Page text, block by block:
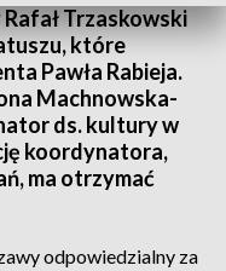
Trzaskowski
które
Pawła Rabieja.
Machnowska-
ds. kultury w
koordynatora,
ma otrzymać
odpowiedzialny za